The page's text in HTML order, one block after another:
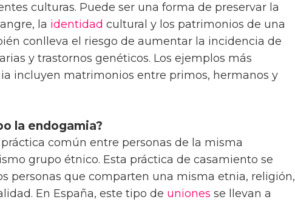
culturas. Puede ser una forma de preservar la
la identidad cultural y los patrimonios de una
conlleva el riesgo de aumentar la incidencia de
y trastornos genéticos. Los ejemplos más
incluyen matrimonios entre primos, hermanos y
la endogamia?
común entre personas de la misma
grupo étnico. Esta práctica de casamiento se
personas que comparten una misma etnia, religión,
En España, este tipo de uniones se llevan a